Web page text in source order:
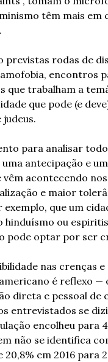
têm mais em
previstas rodas de
encontros
que trabalham a
que pode (e
judeus.
para analisar
antecipação e
vêm acontecendo
e maior
que um
hinduísmo ou
pode optar por ser
nas crenças
é reflexo —
direta e pessoal de
entrevistados se
encolheu para
não se identifica
em 2016 para